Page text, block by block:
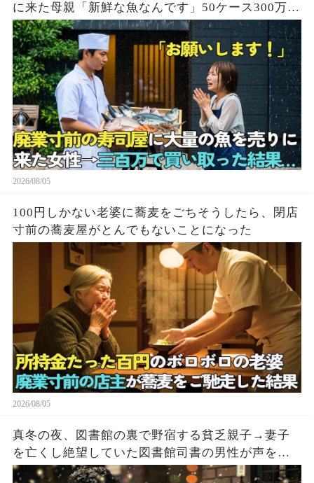
に来た母親「新鮮な魚なんです」50ケース300万円
で買い取った結果
2026/08/05
100円しかない老婆に蕎麦をごちそうしたら、閉店
寸前の蕎麦屋がとんでもないことになった
2026/08/05
真冬の夜、図書館の裏で野宿する貧乏親子→妻子
を亡くし絶望していた図書館司書の男性が声をか
けた結果…